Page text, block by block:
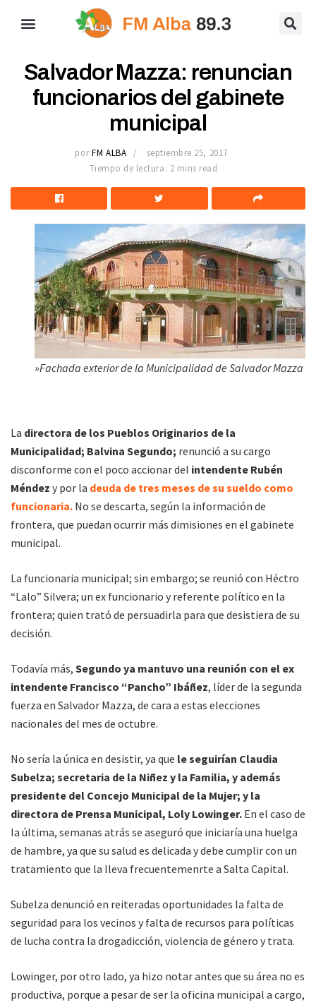
Salvador Mazza: renuncian
funcionarios del gabinete
municipal
por FM ALBA
septiembre 25, 2017
Tiempo de lectura: 2 mins read
»Fachada exterior de la Municipalidad de Salvador Mazza
La directora de los Pueblos Originarios de la
Municipalidad; Balvina Segundo; renunció a su cargo
disconforme con el poco accionar del intendente Rubén
Méndez y por la deuda de tres meses de su sueldo como
funcionaria. No se descarta, según la información de
frontera, que puedan ocurrir más dimisiones en el gabinete
municipal.
La funcionaria municipal; sin embargo; se reunió con Héctro
“Lalo” Silvera; un ex funcionario y referente político en la
frontera; quien trató de persuadirla para que desistiera de su
decisión.
Todavía más, Segundo ya mantuvo una reunión con el ex
intendente Francisco “Pancho” Ibáñez, líder de la segunda
fuerza en Salvador Mazza, de cara a estas elecciones
nacionales del mes de octubre.
No sería la única en desistir, ya que le seguirían Claudia
Subelza; secretaria de la Niñez y la Familia, y además
presidente del Concejo Municipal de la Mujer; y la
directora de Prensa Municipal, Loly Lowinger. En el caso de
la última, semanas atrás se aseguró que iniciaría una huelga
de hambre, ya que su salud es delicada y debe cumplir con un
tratamiento que la lleva frecuentemenrte a Salta Capital.
Subelza denunció en reiteradas oportunidades la falta de
seguridad para los vecinos y falta de recursos para políticas
de lucha contra la drogadicción, violencia de género y trata.
Lowinger, por otro lado, ya hizo notar antes que su área no es
productiva, porque a pesar de ser la oficina municipal a cargo,